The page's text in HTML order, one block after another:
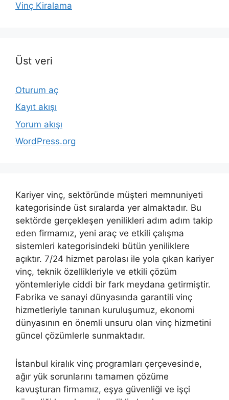
Vinç Kiralama
Üst veri
Oturum aç
Kayıt akışı
Yorum akışı
WordPress.org
Kariyer vinç, sektöründe müşteri memnuniyeti
kategorisinde üst sıralarda yer almaktadır. Bu
sektörde gerçekleşen yenilikleri adım adım takip
eden firmamız, yeni araç ve etkili çalışma
sistemleri kategorisindeki bütün yeniliklere
açıktır. 7/24 hizmet parolası ile yola çıkan kariyer
vinç, teknik özellikleriyle ve etkili çözüm
yöntemleriyle ciddi bir fark meydana getirmiştir.
Fabrika ve sanayi dünyasında garantili vinç
hizmetleriyle tanınan kuruluşumuz, ekonomi
dünyasının en önemli unsuru olan vinç hizmetini
güncel çözümlerle sunmaktadır.
İstanbul kiralık vinç programları çerçevesinde,
ağır yük sorunlarını tamamen çözüme
kavuşturan firmamız, eşya güvenliği ve işçi